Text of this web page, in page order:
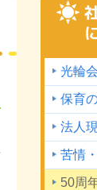
光輪
保育
法人
苦情
50周